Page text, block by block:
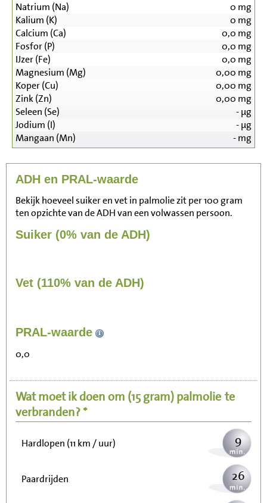
Natrium (Na) 0 mg
Kalium (K)
0 mg
Calcium (Ca)
0,0 mg
Fosfor (P)
0,0 mg
IJzer (Fe)
0,0 mg
Magnesium (Mg)
0,00 mg
Koper (Cu)
0,00 mg
Zink (Zn)
0,00 mg
Seleen (Se)
-µg
Jodium (I)
-µg
Mangaan (Mn)
-mg
ADH en PRAL-waarde
Bekijk hoeveel suiker en vet in palmolie zit per 100 gram
ten opzichte van de ADH van een volwassen persoon.
Suiker (0% van de ADH)
Vet (110% van de ADH)
PRAL-waarde
0,0
Wat moet ik doen om (15 gram)palmolie te
verbranden? *
Zitten, tv kijken
Wandelen (5 km/uur) 23
Hardlopen (11 km / uur) 9
Paardrijden 26